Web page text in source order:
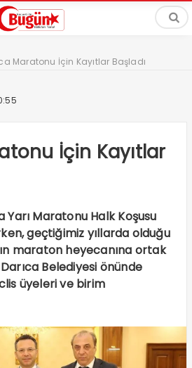
Maratonu İçin Kayıtlar Başladı
İçin Kayıtlar
Yarı Maratonu Halk Koşusu
geçtiğimiz yıllarda olduğu
maraton heyecanına ortak
Belediyesi önünde
üyeleri ve birim